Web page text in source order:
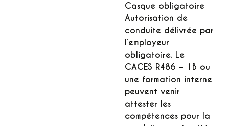
Casque obligatoire
Autorisation de
conduite délivrée par
l’employeur
obligatoire. Le
CACES R486 – 1B ou
une formation interne
peuvent venir
attester les
compétences pour la